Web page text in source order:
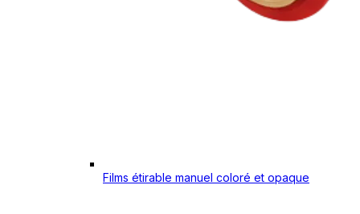
Films étirable manuel coloré et opaque